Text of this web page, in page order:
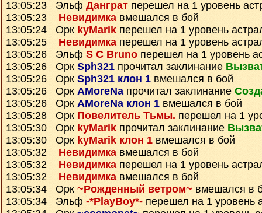
13:05:23 Эльф Данграт перешел на 1 уровень
13:05:23 Невидимкавмешался в бой
13:05:24 Орк kyMarik перешел на 1 уровень
13:05:25 Невидимкаперешел на 1 уровень
13:05:26 Эльф S C Bruno перешел на 1 уровень
13:05:26 Орк Sph321 прочитал заклинание
13:05:26 Орк Sph321 клон 1 вмешался в бой
13:05:26 Орк AMoreNaпрочитал заклинание
13:05:26 Орк AMoreNa клон 1 вмешался в бой
13:05:28 Орк Повелитель Тьмы. перешел на 1
13:05:30 Орк kyMarik прочитал заклинание
13:05:30 Орк kyMarik клон 1 вмешался в бой
13:05:32 Невидимка вмешался в бой
13:05:32 Невидимкаперешел на 1 уровень
13:05:32 Невидимкавмешался в бой
13:05:34 Орк ~Рожденный ветром~ вмешался в
13:05:34 Эльф -*PlayBoy*- перешел на 1 уровень